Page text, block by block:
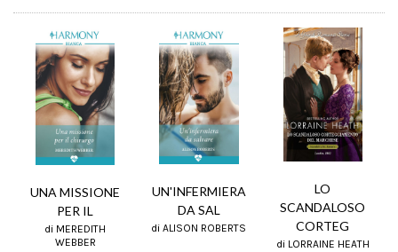
UNA MISSIONE
PER IL
di MEREDITH
WEBBER
UN'INFERMIERA
DA SAL
di ALISON ROBERTS
LO
SCANDALOSO
CORTEG
di LORRAINE HEATH